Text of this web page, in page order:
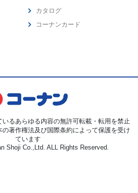
カタログ
コーナンカード
るあらゆる内容の無許可転載・転用を禁止
の著作権法及び国際条約によって保護を受け
ています
Shoji Co.,Ltd. ALL Rights Reserved.